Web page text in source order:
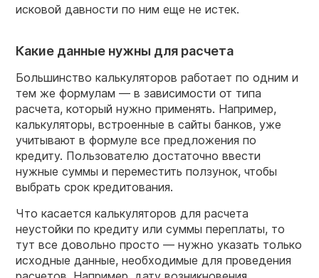
исковой давности по ним еще не истек.
Какие данные нужны для расчета
Большинство калькуляторов работает по одним и
тем же формулам — в зависимости от типа
расчета, который нужно применять. Например,
калькуляторы, встроенные в сайты банков, уже
учитывают в формуле все предложения по
кредиту. Пользователю достаточно ввести
нужные суммы и переместить ползунок, чтобы
выбрать срок кредитования.
Что касается калькуляторов для расчета
неустойки по кредиту или суммы переплаты, то
тут все довольно просто — нужно указать только
исходные данные, необходимые для проведения